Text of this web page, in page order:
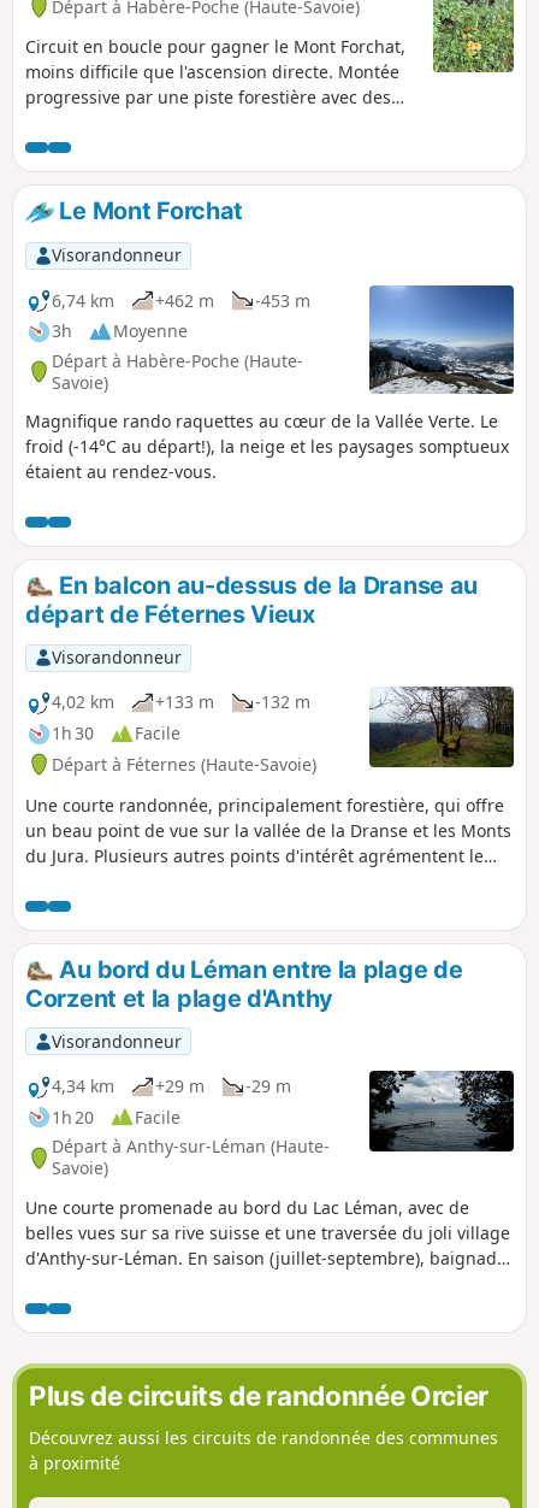
Départ à Habère-Poche (Haute-Savoie)
Circuit en boucle pour gagner le Mont Forchat,
moins difficile que l'ascension directe. Montée
progressive par une piste forestière avec des
hameaux du Chatillonnet et de Trécout avant
d'arrivée à celui de Très le Mont. Accès au
sommet par le Balcon du Léman. Retour par un
sentier raide sur le Col de l'Encrenaz, puis la
piste de Très le Mont, un sentier facile en sous-
bois avant de rejoindre la piste du Col des
Moises.
Le Mont Forchat
Visorandonneur
6,74 km
+462 m
-453 m
3h
Moyenne
Départ à Habère-Poche (Haute-
Savoie)
Magnifique rando raquettes au cœur de la Vallée Verte. Le
froid (-14°C au départ!), la neige et les paysages somptueux
étaient au rendez-vous.
En balcon au-dessus de la Dranse au
départ de Féternes Vieux
Visorandonneur
4,02 km
+133 m
-132 m
1h 30
Facile
Départ à Féternes (Haute-Savoie)
Une courte randonnée, principalement forestière, qui offre
un beau point de vue sur la vallée de la Dranse et les Monts
du Jura. Plusieurs autres points d'intérêt agrémentent le
de tuf, pierre à cupules, oratoire.
Au bord du Léman entre la plage de
Corzent et la plage d'Anthy
Visorandonneur
4,34 km
+29 m
-29 m
1h 20
Facile
Départ à Anthy-sur-Léman (Haute-
Savoie)
Une courte promenade au bord du Lac Léman, avec de
belles vues sur sa rive suisse et une traversée du joli village
d'Anthy-sur-Léman. En saison (juillet-septembre), baignade
Plus de circuits de randonnée Orcier
Découvrez aussi les circuits de randonnée des communes
à proximité